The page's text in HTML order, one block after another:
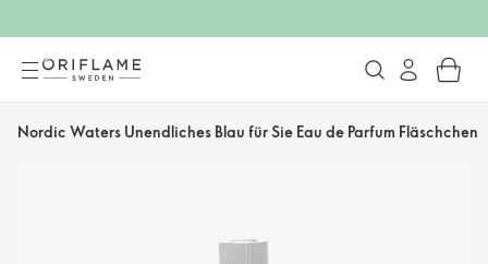
Nordic Waters Unendliches Blau für Sie Eau de Parfum Fläschchen